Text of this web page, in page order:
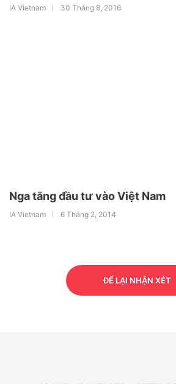
IA Vietnam 30 Tháng 8, 2016
Nga tăng đầu tư vào Việt Nam
IA Vietnam 6 Tháng 2, 2014
ĐỂ LẠI NHẬN XÉT